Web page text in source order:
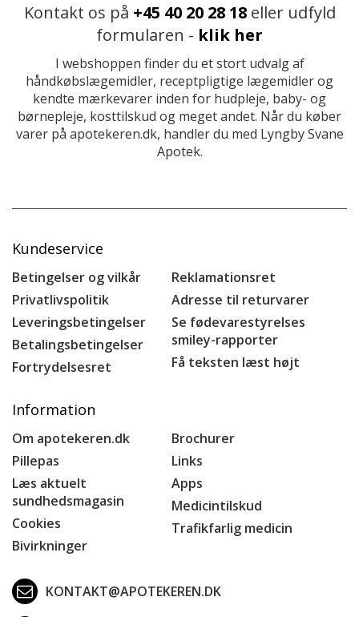
Kontakt os på +45 40 20 28 18eller udfyld
formularen - klik her
I webshoppen finder du et stort udvalg af
håndkøbslægemidler, receptpligtige lægemidler og
kendte mærkevarer inden for hudpleje, baby- og
børnepleje, kosttilskud og meget andet. Når du køber
varer på apotekeren.dk, handler du med Lyngby Svane
Apotek.
Kundeservice
Betingelser og vilkår
Privatlivspolitik
Leveringsbetingelser
Betalingsbetingelser
Fortrydelsesret
Reklamationsret
Adresse til returvarer
Se fødevarestyrelses
smiley-rapporter
Få teksten læst højt
Information
Om apotekeren.dk
Pillepas
Læs aktuelt
sundhedsmagasin
Cookies
Bivirkninger
Brochurer
Links
Apps
Medicintilskud
Trafikfarlig medicin
KONTAKT@APOTEKEREN.DK